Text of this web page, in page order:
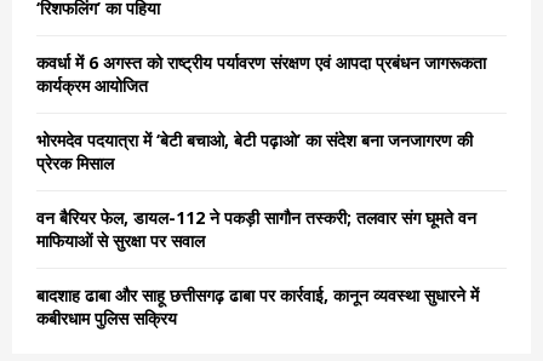
‘रिशफलिंग’ का पहिया
कवर्धा में 6 अगस्त को राष्ट्रीय पर्यावरण संरक्षण एवं आपदा प्रबंधन जागरूकता
कार्यक्रम आयोजित
भोरमदेव पदयात्रा में ‘बेटी बचाओ, बेटी पढ़ाओ’ का संदेश बना जनजागरण की
प्रेरक मिसाल
वन बैरियर फेल, डायल-112 ने पकड़ी सागौन तस्करी; तलवार संग घूमते वन
माफियाओं से सुरक्षा पर सवाल
बादशाह ढाबा और साहू छत्तीसगढ़ ढाबा पर कार्रवाई, कानून व्यवस्था सुधारने में
कबीरधाम पुलिस सक्रिय